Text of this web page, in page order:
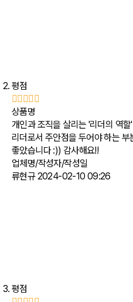
평점
상품명
개인과 조직을 살리는 '리더의 역할'
리더로서 주안점을 두어야 하는
좋았습니다 :)) 감사해요!!
업체명/작성자/작성일
류현규2024-02-10 09:26
평점